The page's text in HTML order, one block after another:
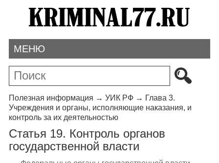
МЕНЮ
Полезная информация → УИК РФ→ Глава 3.
Учреждения и органы, исполняющие наказания, и
контроль за их деятельностью
Статья 19. Контроль органов
государственной власти